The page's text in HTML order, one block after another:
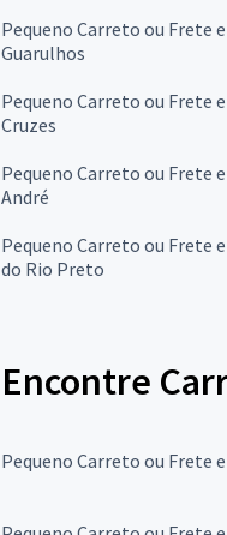
Pequeno Carreto ou Frete
Guarulhos
Pequeno Carreto ou Frete
Cruzes
Pequeno Carreto ou Frete
André
Pequeno Carreto ou Frete
do Rio Preto
Encontre
Pequeno Carreto ou Frete